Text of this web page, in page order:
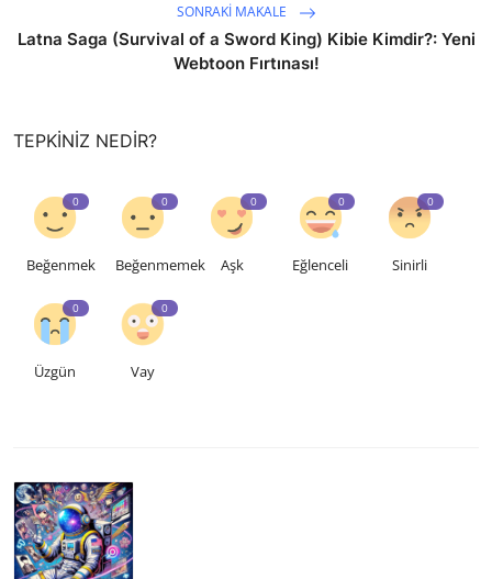
SONRAKI MAKALE
Latna Saga (Survival of a Sword King) Kibie Kimdir?: Yeni
Webtoon Fırtınası!
TEPKINIZ NEDIR?
0
Beğenmek
0
Beğenmemek
0
Aşk
0
Eğlenceli
0
Sinirli
0
Üzgün
0
Vay